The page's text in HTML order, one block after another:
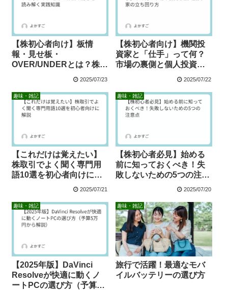
【株初心者向け】板情
報・見せ板・
OVER/UNDERとは？株価
2025/07/23
【株初心者向け】機関投
資家と「仕手」って何？
市場の裏側と個人投資家
2025/07/22
趣味・雑記
【これだけは覚えたい】
株取引でよく聞く専門用
語10選を初心者向けに解
2025/07/21
趣味・雑記
【株初心者必見】始める
前に知っておくべき！失
敗しないための5つの注意
2025/07/20
趣味・雑記
【2025年版】DaVinci
Resolveが快適に動くノ
ートPCの選び方（予算5
趣味・雑記
旅行で活躍！最適なモバ
イルバッテリーの選び方